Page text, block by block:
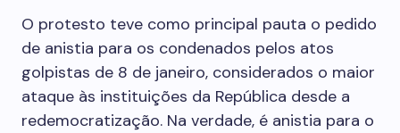
O protesto teve como principal pauta o pedido
de anistia para os condenados pelos atos
golpistas de 8 de janeiro, considerados o maior
ataque às instituições da República desde a
redemocratização. Na verdade, é anistia para o